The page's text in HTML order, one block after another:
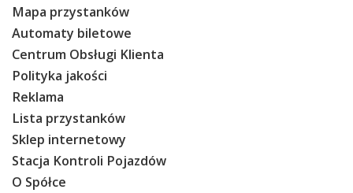
Mapa przystanków
Automaty biletowe
Centrum Obsługi Klienta
Polityka jakości
Reklama
Lista przystanków
Sklep internetowy
Stacja Kontroli Pojazdów
O Spółce